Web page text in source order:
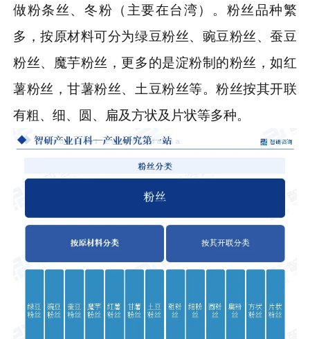
做粉条丝、冬粉（主要在台湾）。粉丝品种繁
多，按原材料可分为绿豆粉丝、豌豆粉丝、蚕豆
粉丝、魔芋粉丝，更多的是淀粉制的粉丝，如红
薯粉丝，甘薯粉丝、土豆粉丝等。粉丝按其开联
有粗、细、圆、扁及方状及片状等多种。